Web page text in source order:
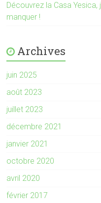
Découvrez la Casa
manquer !
Archives
juin 2025
août 2023
juillet 2023
décembre 2021
janvier 2021
octobre 2020
avril 2020
février 2017